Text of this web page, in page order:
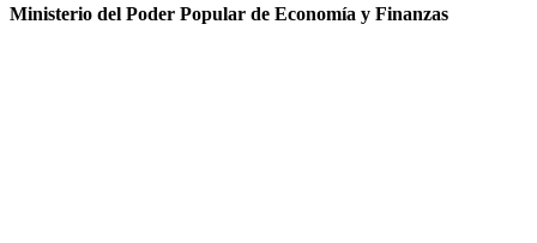
Ministerio del Poder Popular de Economía y Finanzas